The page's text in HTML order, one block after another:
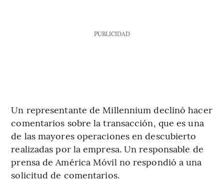
PUBLICIDAD
Un representante de Millennium declinó hacer
comentarios sobre la transacción, que es una
de las mayores operaciones en descubierto
realizadas por la empresa. Un responsable de
prensa de América Móvil no respondió a una
solicitud de comentarios.